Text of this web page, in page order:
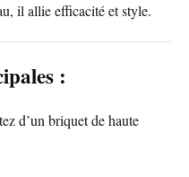
il allie efficacité et style.
:
d’un briquet de haute